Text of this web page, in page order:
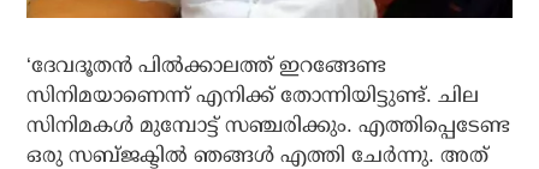
‘ദേവദൂതൻ പിൽക്കാലത്ത് ഇറങ്ങേണ്ട
സിനിമയാണെന്ന് എനിക്ക് തോന്നിയിട്ടുണ്ട്. ചില
സിനിമകൾ മുമ്പോട്ട് സഞ്ചരിക്കും. എത്തിപ്പെടേണ്ട
ഒരു സബ്ജക്ടിൽ ഞങ്ങൾ എത്തി ചേർന്നു. അത്